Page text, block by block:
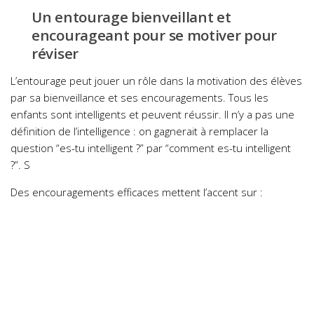
Un entourage bienveillant et
encourageant pour se motiver pour
réviser
L’entourage peut jouer un rôle dans la motivation des élèves
par sa bienveillance et ses encouragements. Tous les
enfants sont intelligents et peuvent réussir. Il n’y a pas une
définition de l’intelligence : on gagnerait à remplacer la
question “es-tu intelligent ?” par “comment es-tu intelligent
?”. S
Des encouragements efficaces mettent l’accent sur :